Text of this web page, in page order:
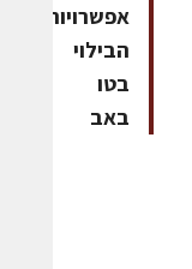
אפשרויות
הבילוי
בטו
באב